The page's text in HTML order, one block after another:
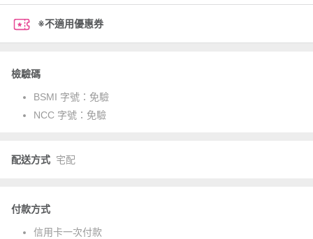
※不適用優惠券
檢驗碼
BSMI 字號： 免驗
NCC 字號： 免驗
配送方式 宅配
付款方式
信用卡一次付款